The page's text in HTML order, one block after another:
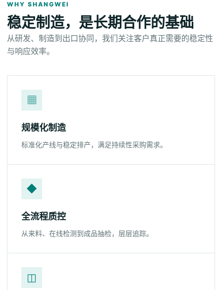
WHY SHANGWEI
稳定制造，是长期合作的基础
从研发、制造到出口协同，我们关注客户真正需要的稳定性
与响应效率。
▦
规模化制造
标准化产线与稳定排产，满足持续性采购需求。
◆
全流程质控
从来料、在线检测到成品抽检，层层追踪。
◫